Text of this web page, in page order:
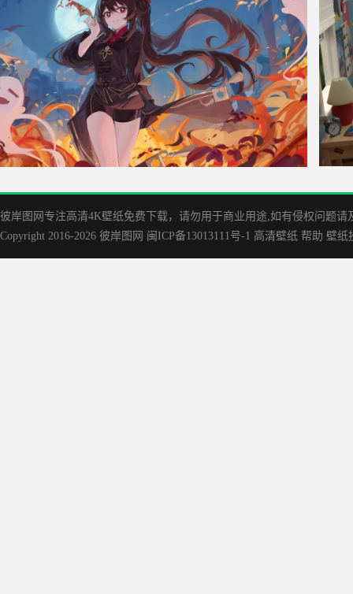
彼岸图网专注高清4K壁纸免费下载，请勿用于商业用途,如有侵权问题
Copyright 2016-2026 彼岸图网 闽ICP备13013111号-1 高清壁纸 帮助 壁纸